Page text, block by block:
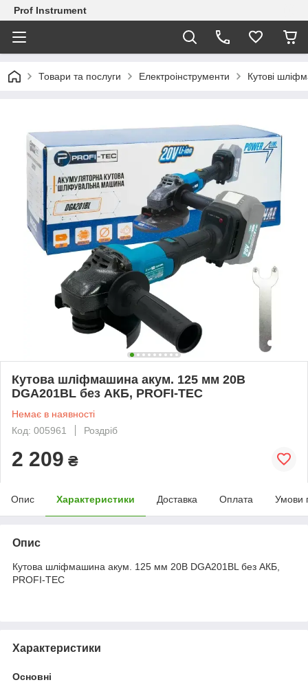
Prof Instrument
Товари та послуги Електроінструменти Кутові
Кутова шліфмашина акум. 125 мм 20В
DGA201BL без АКБ, PROFI-TEC
Немає в наявності
Код: 005961
Роздріб
2 209 ₴
Опис Характеристики Доставка Оплата Умови
Опис
Кутова шліфмашина акум. 125 мм 20В DGA201BL без АКБ,
PROFI-TEC
Характеристики
Основні